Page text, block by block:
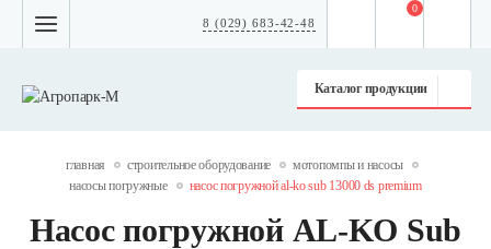
8 (029) 683-42-48
Каталог продукции
0
главная строительное оборудование
мотопомпы и насосы
насосы погружные
насос погружной al-ko sub 13000 ds premium
Насос погружной AL-KO Sub